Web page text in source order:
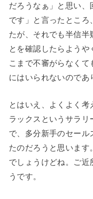
だろうなぁ」と思い、
です」と言ったところ
たが、それでも半信半
とを確認したらよう
こまで不審がらなく
にはいられないのであ
とはいえ、よくよく考
ラックスというサラ
で、多分新手のセール
たのだろうと思います
でしょうけどね。ご近
うです。